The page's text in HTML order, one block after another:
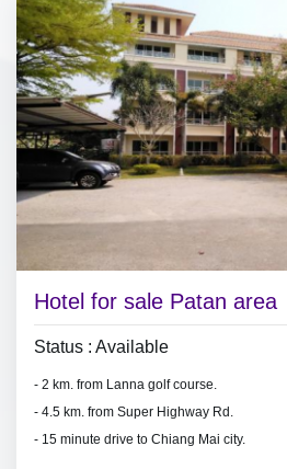
Hotel for sale Patan area
Status : Available
- 2 km. from Lanna golf course.
- 4.5 km. from Super Highway Rd.
- 15 minute drive to Chiang Mai city.